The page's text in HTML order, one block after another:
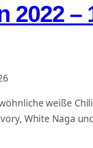
2022
weiße
White Naga